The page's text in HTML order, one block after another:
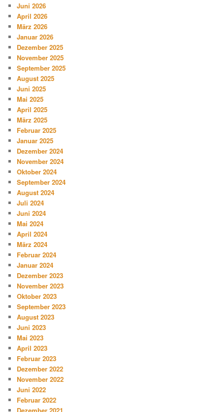
Juni 2026
April 2026
März 2026
Januar 2026
Dezember 2025
November 2025
September 2025
August 2025
Juni 2025
Mai 2025
April 2025
März 2025
Februar 2025
Januar 2025
Dezember 2024
November 2024
Oktober 2024
September 2024
August 2024
Juli 2024
Juni 2024
Mai 2024
April 2024
März 2024
Februar 2024
Januar 2024
Dezember 2023
November 2023
Oktober 2023
September 2023
August 2023
Juni 2023
Mai 2023
April 2023
Februar 2023
Dezember 2022
November 2022
Juni 2022
Februar 2022